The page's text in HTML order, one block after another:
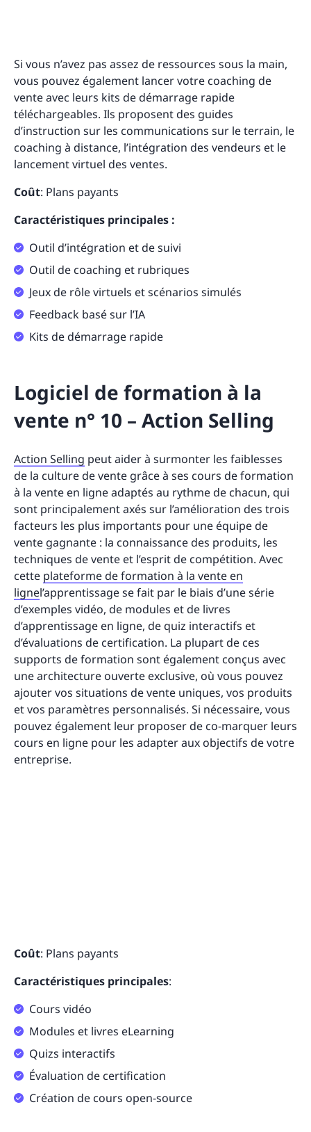
Si vous n’avez pas assez de ressources sous la main,
vous pouvez également lancer votre coaching de
vente avec leurs kits de démarrage rapide
téléchargeables. Ils proposent des guides
d’instruction sur les communications sur le terrain, le
coaching à distance, l’intégration des vendeurs et le
lancement virtuel des ventes.
Coût: Plans payants
Caractéristiques principales :
Outil d’intégration et de suivi
Outil de coaching et rubriques
Jeux de rôle virtuels et scénarios simulés
Feedback basé sur l’IA
Kits de démarrage rapide
Logiciel de formation à la
vente n° 10 – Action Selling
Action Selling peut aider à surmonter les faiblesses
de la culture de vente grâce à ses cours de formation
à la vente en ligne adaptés au rythme de chacun, qui
sont principalement axés sur l’amélioration des trois
facteurs les plus importants pour une équipe de
vente gagnante : la connaissance des produits, les
techniques de vente et l’esprit de compétition. Avec
cette plateforme de formation à la vente en
lignel’apprentissage se fait par le biais d’une série
d’exemples vidéo, de modules et de livres
d’apprentissage en ligne, de quiz interactifs et
d’évaluations de certification. La plupart de ces
supports de formation sont également conçus avec
une architecture ouverte exclusive, où vous pouvez
ajouter vos situations de vente uniques, vos produits
et vos paramètres personnalisés. Si nécessaire, vous
pouvez également leur proposer de co-marquer leurs
cours en ligne pour les adapter aux objectifs de votre
entreprise.
Coût: Plans payants
Caractéristiques principales:
Cours vidéo
Modules et livres eLearning
Quizs interactifs
Évaluation de certification
Création de cours open-source